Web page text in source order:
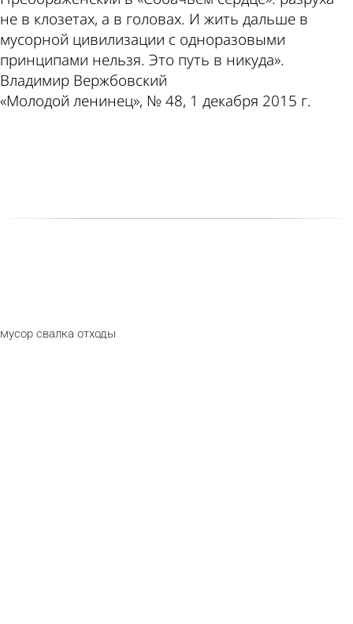
не в клозетах, а в головах. И жить дальше в
мусорной цивилизации с одноразовыми
принципами нельзя. Это путь в никуда».
Владимир Вержбовский
«Молодой ленинец», № 48, 1 декабря 2015 г.
мусор свалка отходы